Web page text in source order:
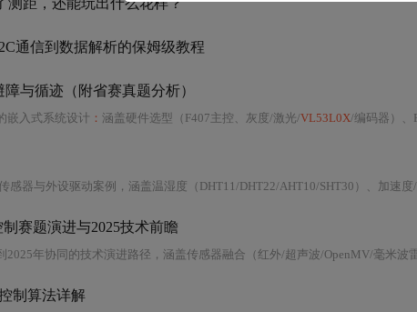
测距，还能玩出什么花样？
通信到数据解析的保姆级教程
与循迹（附省赛真题分析）
嵌入式系统设计 ： 涵盖硬件选型（F407主控、灰度/激光/VL53L0X/编码器）、RTOS任务调度、模块化
设驱动案例，涵盖温湿度（DHT11/DHT22/AHT10/SHT30）、加速度/陀螺仪（MPU6050/MPU9250/
赛题演进与2025技术前瞻
制算法详解